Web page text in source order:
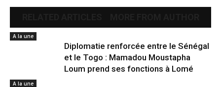
A la une
Diplomatie renforcée entre le Sénégal
et le Togo : Mamadou Moustapha
Loum prend ses fonctions à Lomé
A la une